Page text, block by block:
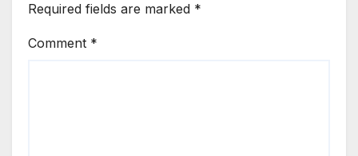
Required fields are marked *
Comment *